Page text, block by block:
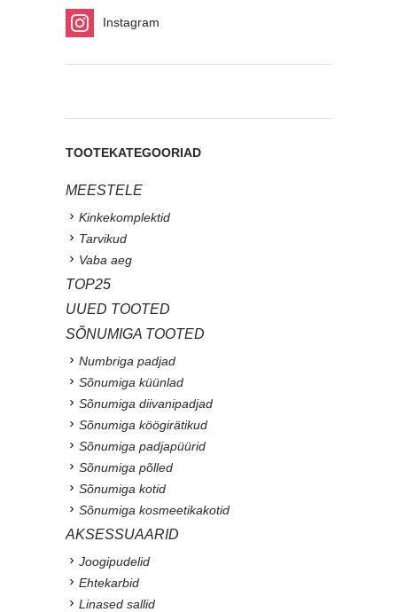
Instagram
TOOTEKATEGOORIAD
MEESTELE
Kinkekomplektid
Tarvikud
Vaba aeg
TOP25
UUED TOOTED
SÕNUMIGA TOOTED
Numbriga padjad
Sõnumiga küünlad
Sõnumiga diivanipadjad
Sõnumiga köögirätikud
Sõnumiga padjapüürid
Sõnumiga põlled
Sõnumiga kotid
Sõnumiga kosmeetikakotid
AKSESSUAARID
Joogipudelid
Ehtekarbid
Linased sallid